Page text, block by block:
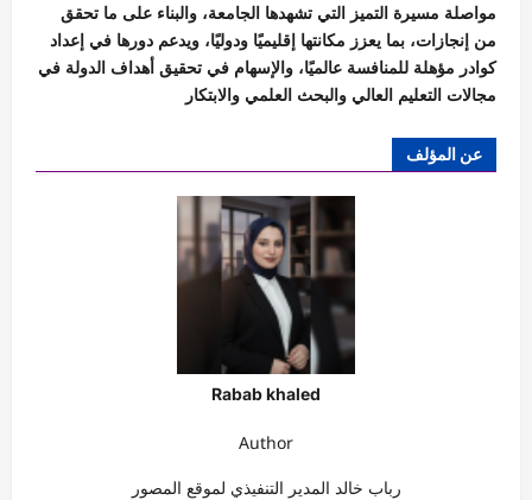
مواصلة مسيرة التميز التي تشهدها الجامعة، والبناء على ما تحقق
من إنجازات، بما يعزز مكانتها إقليميًا ودوليًا، ويدعم دورها في إعداد
كوادر مؤهلة للمنافسة عالميًا، والإسهام في تحقيق أهداف الدولة في
مجالات التعليم العالي والبحث العلمي والابتكار
عن المؤلف
Rabab khaled
Author
رباب خالد المدير التنفيذي لموقع المصور